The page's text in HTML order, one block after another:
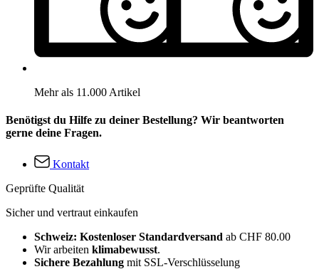
Mehr als 11.000 Artikel
Benötigst du Hilfe zu deiner Bestellung? Wir beantworten
gerne deine Fragen.
Kontakt
Geprüfte Qualität
Sicher und vertraut einkaufen
Schweiz: Kostenloser Standardversand ab CHF 80.00
Wir arbeiten klimabewusst.
Sichere Bezahlung mit SSL-Verschlüsselung